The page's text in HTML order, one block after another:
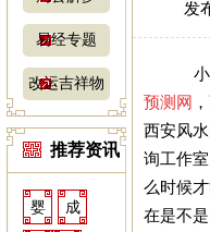
易经专题
改运吉祥物
推荐资讯
婴 成
发
小
预测网 ，
西安风
询工作室
么时候
在是不